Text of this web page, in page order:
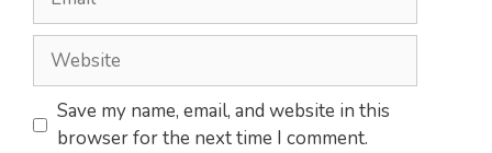
Website
Save my name, email, and website in this
browser for the next time I comment.